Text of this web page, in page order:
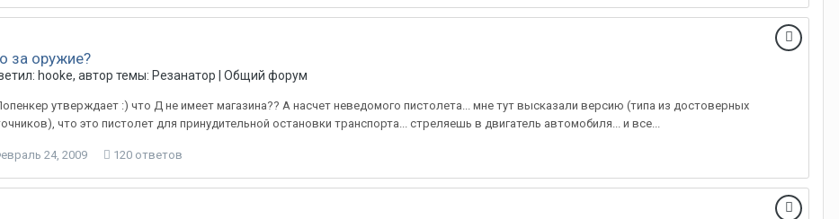
за оружие?
hooke, автор темы: Резанатор | Общий форум
утверждает :) что Д не имеет магазина?? А насчет неведомого пистолета... мне тут высказали версию (типа из достоверных
что это пистолет для принудительной остановки транспорта... стреляешь в двигатель автомобиля... и все...
24, 2009 120 ответов